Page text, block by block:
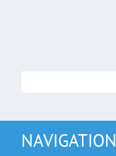
NAVIGATION
!!!Если Вы с